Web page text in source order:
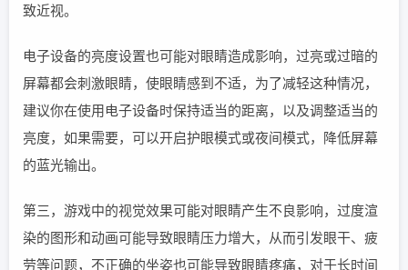
致近视。
电子设备的亮度设置也可能对眼睛造成影响，过亮或过暗的
屏幕都会刺激眼睛，使眼睛感到不适，为了减轻这种情况，
建议你在使用电子设备时保持适当的距离，以及调整适当的
亮度，如果需要，可以开启护眼模式或夜间模式，降低屏幕
的蓝光输出。
第三，游戏中的视觉效果可能对眼睛产生不良影响，过度渲
染的图形和动画可能导致眼睛压力增大，从而引发眼干、疲
劳等问题，不正确的坐姿也可能导致眼睛疼痛，对于长时间